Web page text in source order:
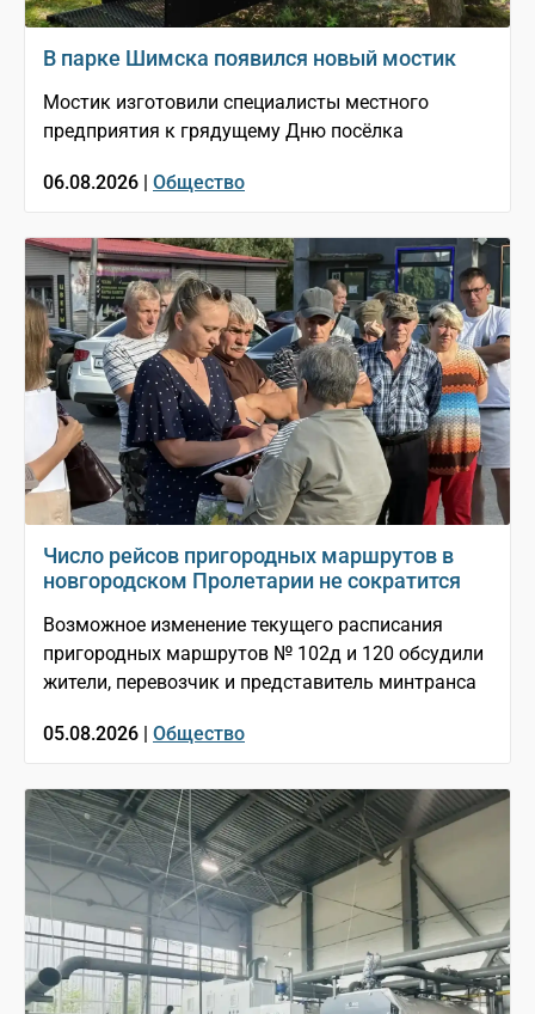
В парке Шимска появился новый мостик
Мостик изготовили специалисты местного
предприятия к грядущему Дню посёлка
06.08.2026 | Общество
Число рейсов пригородных маршрутов в
новгородском Пролетарии не сократится
Возможное изменение текущего расписания
пригородных маршрутов № 102д и 120 обсудили
жители, перевозчик и представитель минтранса
05.08.2026 | Общество